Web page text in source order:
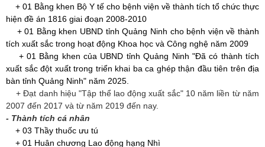
+ 01 Bằng khen Bộ Y tế cho bệnh viện về thành tích tổ chức thực
hiện đề án 1816 giai đoạn 2008-2010
+ 01 Bằng khen UBND tỉnh Quảng Ninh cho bệnh viện về thành
tích xuất sắc trong hoạt động Khoa học và Công nghệ năm 2009
+ 01 Bằng khen của UBND tỉnh Quảng Ninh "Đã có thành tích
xuất sắc đột xuất trong triển khai ba ca ghép thận đầu tiên trên địa
bàn tỉnh Quảng Ninh" năm 2025.
+ Đạt danh hiệu "Tập thể lao động xuất sắc" 10 năm liền từ năm
2007 đến 2017 và từ năm 2019 đến nay.
- Thành tích cá nhân
+ 03 Thầy thuốc ưu tú
+ 01 Huân chương Lao động hạng Nhì